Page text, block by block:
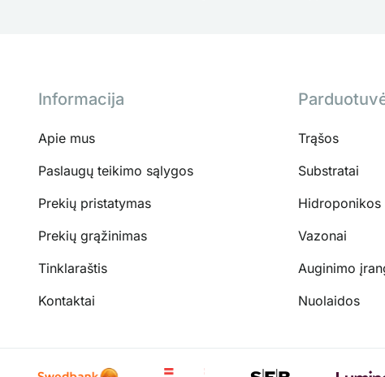
Informacija
Apie mus
Paslaugų teikimo sąlygos
Prekių pristatymas
Prekių grąžinimas
Tinklaraštis
Kontaktai
Trąšos
Substratai
Hidroponikos
Vazonai
Auginimo
Nuolaidos